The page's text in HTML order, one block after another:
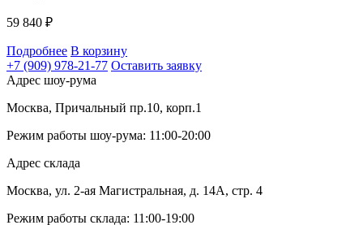
59 840 ₽
Подробнее В корзину
+7 (909) 978-21-77 Оставить заявку
Адрес шоу-рума
Москва, Причальный пр.10, корп.1
Режим работы шоу-рума: 11:00-20:00
Адрес склада
Москва, ул. 2-ая Магистральная, д. 14А, стр. 4
Режим работы склада: 11:00-19:00